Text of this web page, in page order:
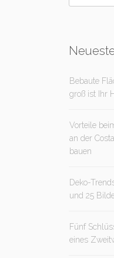
Bebaute
groß ist Ihr
Vorteile
an der
bauen
Deko-
und 25
Fünf
eines